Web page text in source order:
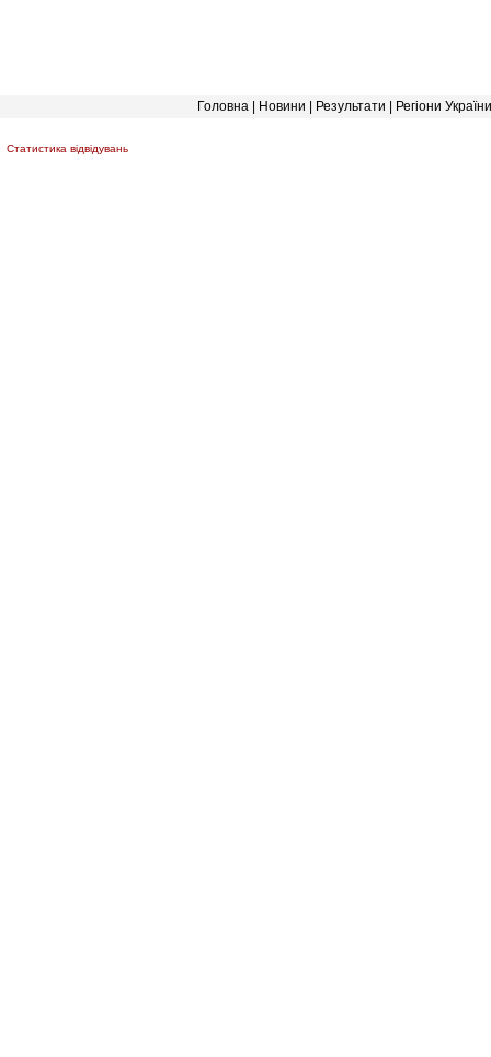
Головна| Новини Результати Регіони України
Статистика відвідувань